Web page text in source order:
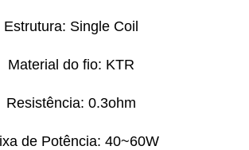
Estrutura: Single Coil
Material do fio: KTR
Resistência: 0.3ohm
de Potência: 40~60W